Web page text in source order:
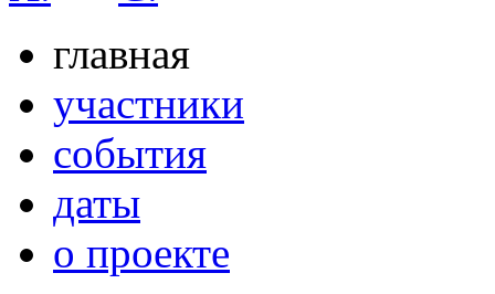
главная
участники
события
даты
о проекте